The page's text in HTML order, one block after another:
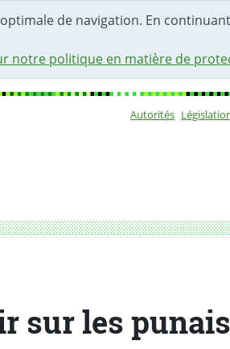
de navigation. En
notre politique en matière de
Autorités
sur les